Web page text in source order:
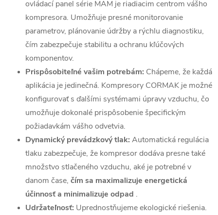
ovládací panel série MAM je riadiacim centrom vášho
kompresora. Umožňuje presné monitorovanie
parametrov, plánovanie údržby a rýchlu diagnostiku,
čím zabezpečuje stabilitu a ochranu kľúčových
komponentov.
Prispôsobiteľné vašim potrebám: Chápeme, že každá
aplikácia je jedinečná. Kompresory CORMAK je možné
konfigurovať s ďalšími systémami úpravy vzduchu, čo
umožňuje dokonalé prispôsobenie špecifickým
požiadavkám vášho odvetvia.
Dynamický prevádzkový tlak: Automatická regulácia
tlaku zabezpečuje, že kompresor dodáva presne také
množstvo stlačeného vzduchu, aké je potrebné v
danom čase, čím sa maximalizuje energetická
účinnosť a minimalizuje odpad .
Udržateľnosť: Uprednostňujeme ekologické riešenia.